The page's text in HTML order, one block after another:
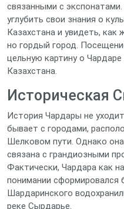
связанными с
углубить свои знания о
Казахстана и увидеть, как
но гордый город.
цельную картину о
Казахстана.
Историческая
История Чардары не
бывает с городами,
Шелковом пути. Однако
связана с грандиозными
Фактически, Чардара как
понимании сформировался
Шардаринского
реке Сырдарье.